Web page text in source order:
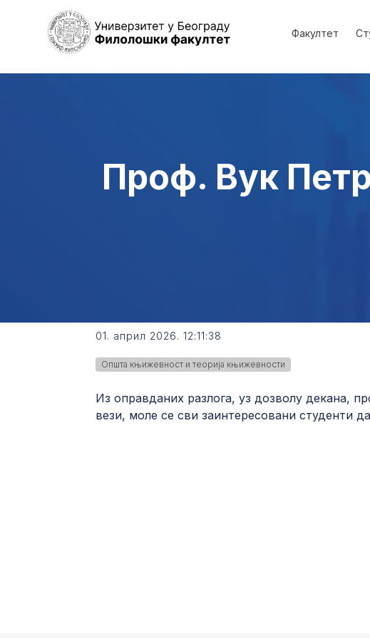
Факултет
Проф. Вук
01. април 2026. 12:11:38
Општа књижевност и теорија књижевности
Из оправданих разлога, уз дозволу декана,
вези, моле се сви заинтересовани студенти